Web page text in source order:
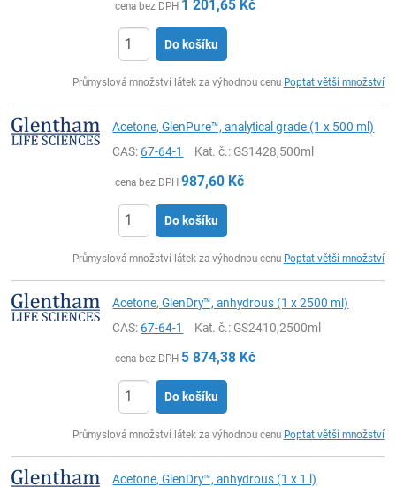
cena bez DPH 1 201,65 Kč
Do košíku
Průmyslová množství látek za výhodnou cenu Poptat větší množství
Acetone, GlenPure™, analytical grade (1 x 500 ml)
CAS:67-64-1 Kat. č.: GS1428,500ml
cena bez DPH 987,60 Kč
Do košíku
Průmyslová množství látek za výhodnou cenu Poptat větší množství
Acetone, GlenDry™, anhydrous (1 x 2500 ml)
CAS:67-64-1 Kat. č.: GS2410,2500ml
cena bez DPH 5 874,38 Kč
Do košíku
Průmyslová množství látek za výhodnou cenu Poptat větší množství
Acetone, GlenDry™, anhydrous (1 x 1 l)